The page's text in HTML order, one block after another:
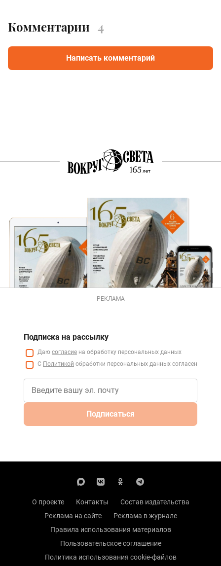
Комментарии 4
Написать комментарий
РЕКЛАМА
Подписка на рассылку
Даю согласие на обработку персональных данных
С Политикой обработки персональных данных согласен
Подписаться
О проекте Контакты
Состав издательства
Реклама на сайте
Реклама в журнале
Правила использования материалов
Пользовательское соглашение
Политика использования cookie-файлов